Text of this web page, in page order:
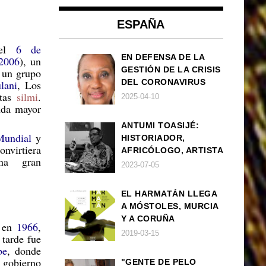
6 de
), un
grupo
, Los
silmi.
mayor
y
gran
1966,
fue
, donde
ESPAÑA
EN DEFENSA DE LA
GESTIÓN DE LA CRISIS
DEL CORONAVIRUS
POR PARTE DEL
2025-04-10
ANTUMI TOASIJÉ:
HISTORIADOR,
AFRICÓLOGO, ARTISTA
2023-07-05
EL HARMATÁN LLEGA
A MÓSTOLES, MURCIA
Y A CORUÑA
2019-03-15
"GENTE DE PELO